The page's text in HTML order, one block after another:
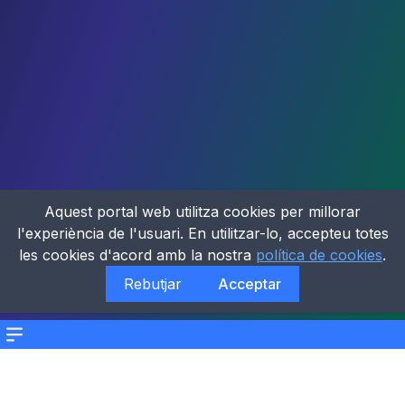
Menu
Aquest portal web utilitza cookies per millorar
l'experiència de l'usuari. En utilitzar-lo, accepteu totes
les cookies d'acord amb la nostra política de cookies.
Rebutjar
Acceptar